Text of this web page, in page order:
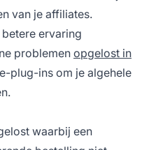
van je affiliates.
ervaring
problemen opgelost in
plug-ins om je algehele
waarbij een